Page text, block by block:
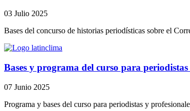
03 Julio 2025
Bases del concurso de historias periodísticas sobre el
Bases y programa del curso para
07 Junio 2025
Programa y bases del curso para periodistas y